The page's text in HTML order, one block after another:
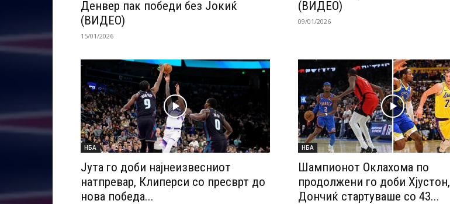
Денвер пак победи без Јокиќ
(ВИДЕО)
15/01/2026
(ВИДЕО)
09/01/2026
НБА
Јута го доби најнеизвесниот
натпревар, Клиперси со пресврт до
нова победа...
НБА
Шампионот Оклахома по
продолжени го доби Хјустон,
Дончиќ стартуваше со 43...